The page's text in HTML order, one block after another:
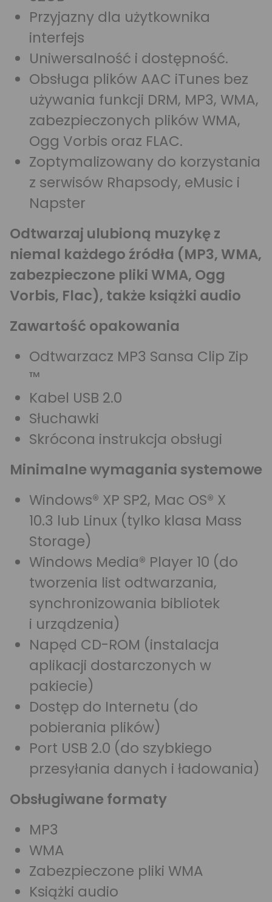
Przyjazny dla użytkownika
interfejs
Uniwersalność i dostępność.
Obsługa plików AAC iTunes bez
używania funkcji DRM, MP3, WMA,
zabezpieczonych plików WMA,
Ogg Vorbis oraz FLAC.
Zoptymalizowany do korzystania
z serwisów Rhapsody, eMusic i
Napster
Odtwarzaj ulubioną muzykę z
niemal każdego źródła (MP3, WMA,
zabezpieczone pliki WMA, Ogg
Vorbis, Flac), także książki audio
Zawartość opakowania
Odtwarzacz MP3 Sansa Clip Zip
™
Kabel USB 2.0
Słuchawki
Skrócona instrukcja obsługi
Minimalne wymagania systemowe
Windows® XP SP2, Mac OS® X
10.3 lub Linux (tylko klasa Mass
Storage)
Windows Media® Player 10 (do
tworzenia list odtwarzania,
synchronizowania bibliotek
i urządzenia)
Napęd CD-ROM (instalacja
aplikacji dostarczonych w
pakiecie)
Dostęp do Internetu (do
pobierania plików)
Port USB 2.0 (do szybkiego
przesyłania danych i ładowania)
Obsługiwane formaty
MP3
WMA
Zabezpieczone pliki WMA
Książki audio